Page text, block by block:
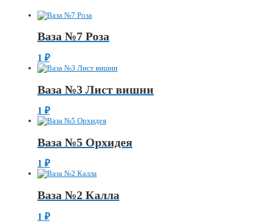
Ваза №7 Роза
1 ₽
Ваза №3 Лист вишни
1 ₽
Ваза №5 Орхидея
1 ₽
Ваза №2 Калла
1 ₽